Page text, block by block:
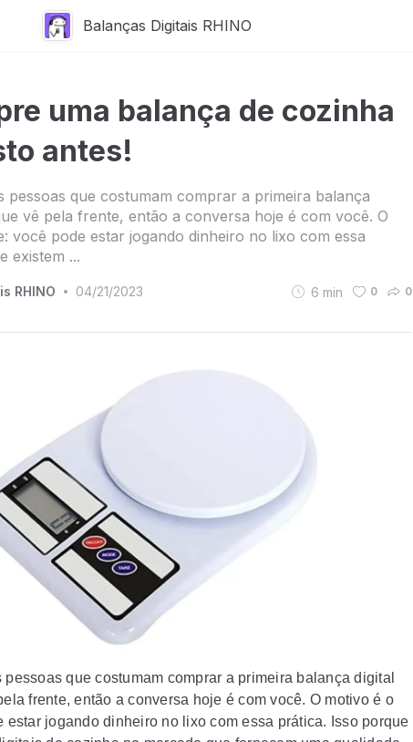
Balanças Digitais RHINO
uma balança de cozinha
antes!
pessoas que costumam comprar a primeira balança
vê pela frente, então a conversa hoje é com você. O
você pode estar jogando dinheiro no lixo com essa
existem ...
RHINO • 04/21/2023 6 min 0 0
que costumam comprar a primeira balança digital
frente, então a conversa hoje é com você. O motivo é o
estar jogando dinheiro no lixo com essa prática. Isso porque